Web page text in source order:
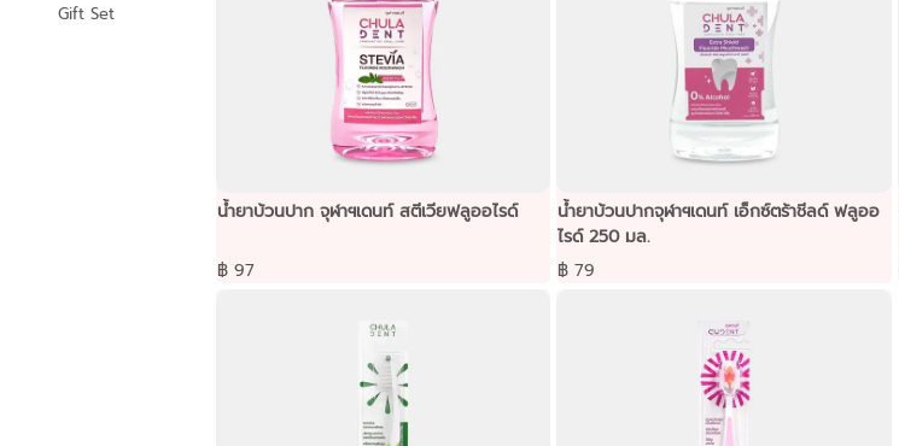
Gift Set
น้ำยาบ้วนปาก จุฬาฯเดนท์ สตีเวียฟลูออไรด์
฿ 97
น้ำยาบ้วนปากจุฬาฯเดนท์ เอ็กซ์ตร้าชีลด์ ฟลูออ
ไรด์ 250 มล.
฿ 79